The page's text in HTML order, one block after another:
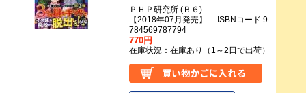
ＰＨＰ研究所 (Ｂ６)
【2018年07月発売】 ISBNコード 9
784569787794
770円
在庫状況：在庫あり（1～2日で出荷）